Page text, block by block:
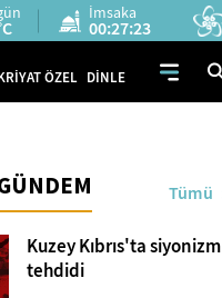
İmsaka
00:27:22
ÖZEL DİNLE
Tümü
Kuzey Kıbrıs'ta siyonizm
tehdidi